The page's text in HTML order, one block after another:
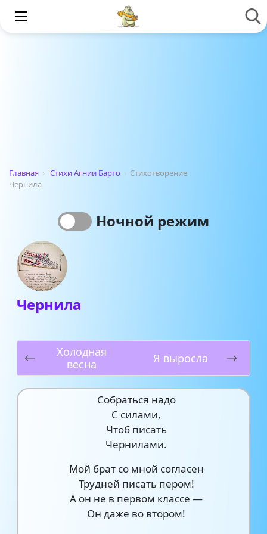
Главная › Стихи Агнии Барто › Стихотворение
Чернила
Ночной режим
Чернила
Холодная
весна
Я выросла
Собраться надо
С силами,
Чтоб писать
Чернилами.
Мой брат со мной согласен
Трудней писать пером!
А он не в первом классе —
Он даже во втором!